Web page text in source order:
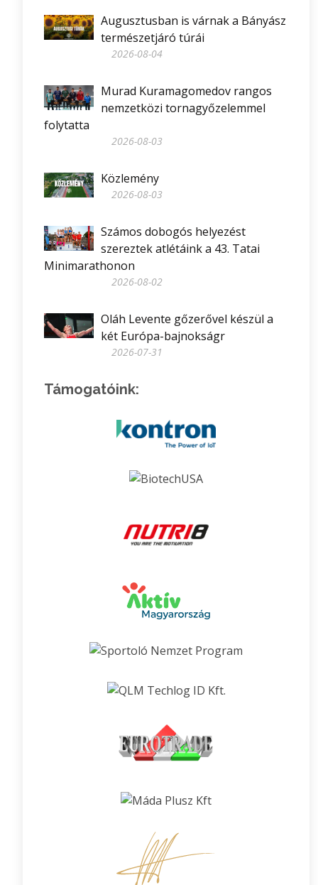
Augusztusban is várnak a Bányász
természetjáró túrái
2026-08-04
Murad Kuramagomedov rangos
nemzetközi tornagyőzelemmel
folytatta
2026-08-03
Közlemény
2026-08-03
Számos dobogós helyezést
szereztek atlétáink a 43. Tatai
Minimarathonon
2026-08-02
Oláh Levente gőzerővel készül a
két Európa-bajnokságr
2026-07-31
Támogatóink: